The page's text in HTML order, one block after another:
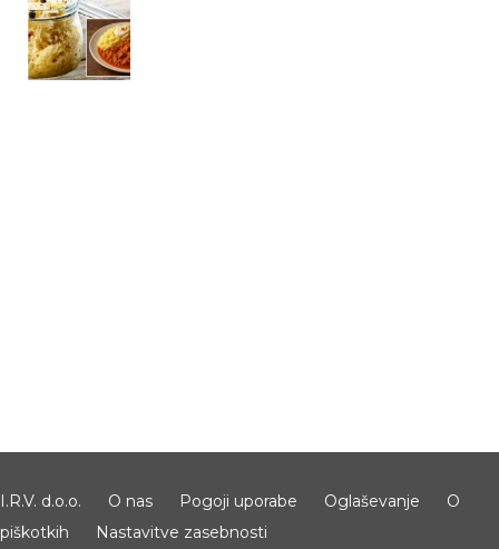
I.R.V. d.o.o. O nas Pogoji uporabe Oglaševanje
O
piškotkih
Nastavitve zasebnosti